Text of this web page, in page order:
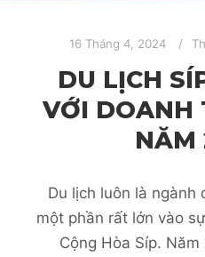
16 Tháng 4, 2024
DU LỊCH
VỚI DOANH
NĂM
Du lịch luôn là ngành
một phần rất lớn vào
Cộng Hòa Síp.